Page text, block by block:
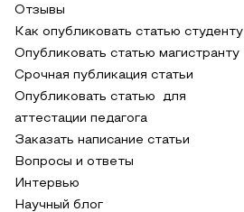
Отзывы
Как опубликовать статью студенту
Опубликовать статью магистранту
Срочная публикация статьи
Опубликовать статью для
аттестации педагога
Заказать написание статьи
Вопросы и ответы
Интервью
Научный блог